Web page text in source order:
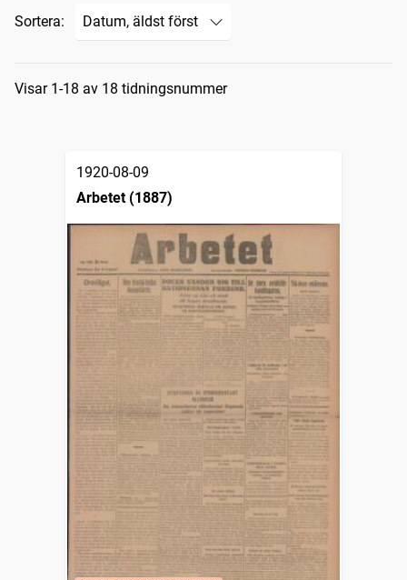
Sortera:
Sökresultat
Visar 1-18 av 18 tidningsnummer
1920-08-09
Arbetet (1887)